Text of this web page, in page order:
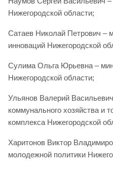
Нижегородской области;
Сатаев Николай Петрович –
инноваций Нижегородской
Сулима Ольга Юрьевна –
Нижегородской области;
Ульянов Валерий
коммунального хозяйства и
комплекса Нижегородской
Харитонов Виктор
молодежной политики